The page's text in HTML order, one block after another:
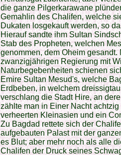
die ganze Pilgerkarawane
Gemahlin des Chalifen, welche
Dukaten losgekauft werden, so
Hierauf sandte ihm Sultan
Stab des Propheten, welchen
genommen, dem Oheim
zwanzigjährigen Regierung mit
Naturbegebenheiten schienen
Emire Sultan Mesud's, welche
Erdbeben, in welchem
verschlang die Stadt Hire, an
zählte man in Einer Nacht
verheerten Kleinasien und ein
Zu Bagdad rettete sich der
aufgebauten Palast mit der
es Blut; aber mehr noch als alle
Chalifen der Druck seines